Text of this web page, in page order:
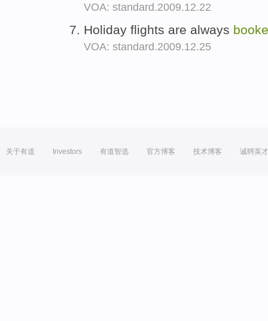
VOA: standard.2009.12.22
Holiday flights are always
VOA: standard.2009.12.25
关于有道 Investors 有道智选 官方博客 技术博客 诚聘英才